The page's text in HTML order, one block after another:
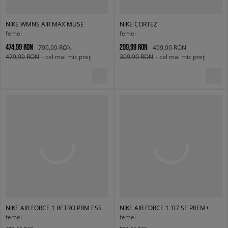
NIKE WMNS AIR MAX MUSE
femei
474,99 RON
799,99 RON
479,99 RON - cel mai mic preț
NIKE CORTEZ
femei
299,99 RON
499,99 RON
309,99 RON - cel mai mic preț
NIKE AIR FORCE 1 RETRO PRM ESS
femei
NIKE AIR FORCE 1 '07 SE PREM+
femei